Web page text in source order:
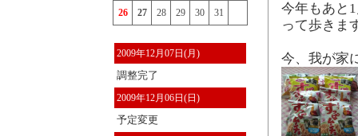
26 27 28 29 30 31
2009年12月07日(月)
調整完了
2009年12月06日(日)
予定変更
今年もあと
って歩きま
今、我が家